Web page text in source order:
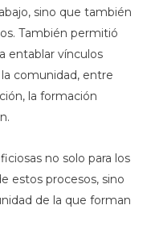
sino que también
También permitió
entablar vínculos
comunidad, entre
la formación
no solo para los
estos procesos, sino
de la que forman